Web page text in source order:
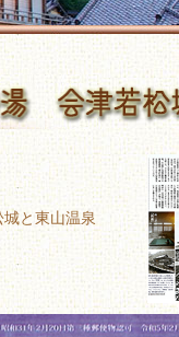
と東山温泉